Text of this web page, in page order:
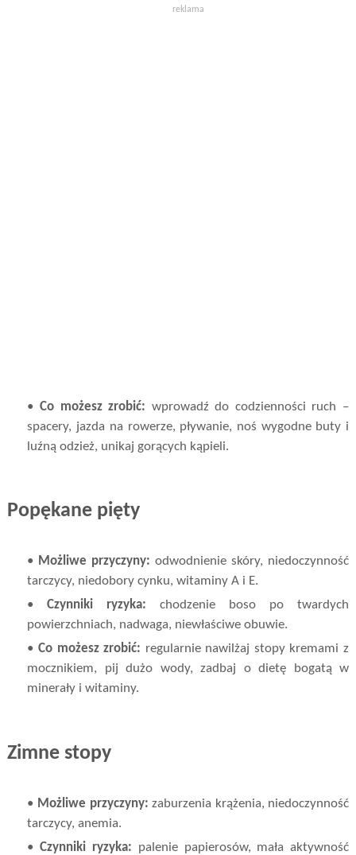
reklama
•Co możesz zrobić: wprowadź do codzienności ruch –
spacery, jazda na rowerze, pływanie, noś wygodne buty i
luźną odzież, unikaj gorących kąpieli.
Popękane pięty
• Możliwe przyczyny: odwodnienie skóry, niedoczynność
tarczycy, niedobory cynku, witaminy A i E.
•Czynniki ryzyka: chodzenie boso po twardych
powierzchniach, nadwaga, niewłaściwe obuwie.
•Co możesz zrobić: regularnie nawilżaj stopy kremami z
mocznikiem, pij dużo wody, zadbaj o dietę bogatą w
minerały i witaminy.
Zimne stopy
• Możliwe przyczyny: zaburzenia krążenia, niedoczynność
tarczycy, anemia.
•Czynniki ryzyka: palenie papierosów, mała aktywność